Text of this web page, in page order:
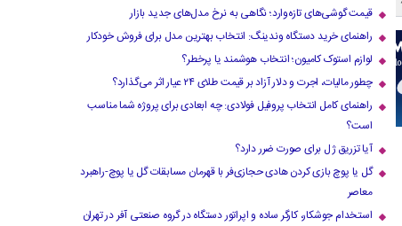
قیمت گوشی‌های تازه‌وارد؛ نگاهی به نرخ مدل‌های جدید بازار
راهنمای خرید دستگاه وندینگ: انتخاب بهترین مدل برای فروش خودکار
لوازم استوک کامیون؛ انتخاب هوشمند یا پرخطر؟
چطور مالیات، اجرت و دلار آزاد بر قیمت طلای ۲۴ عیار اثر می‌گذارد؟
راهنمای کامل انتخاب پروفیل فولادی: چه ابعادی برای پروژه شما مناسب
است؟
آیا تزریق ژل برای صورت ضرر دارد​؟
گل یا پوچ بازی کردن هادی حجازی‌فر با قهرمان مسابقات گل یا پوچ-راهبرد
معاصر
استخدام جوشکار، کارگر ساده و اپراتور دستگاه در گروه صنعتی آفر در تهران